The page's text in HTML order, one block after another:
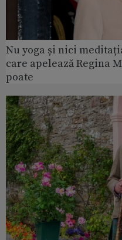
Nu yoga și nici
care apelează Regina
poate